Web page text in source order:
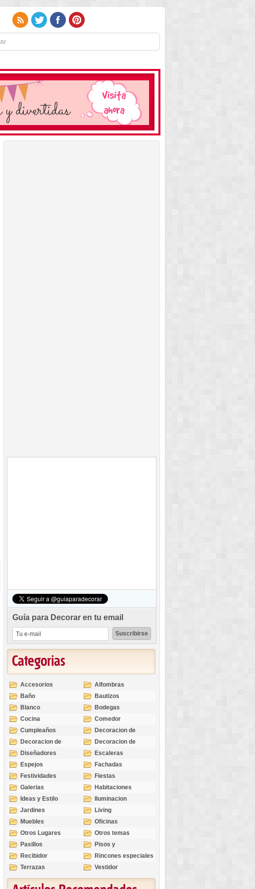
Guía para Decorar en tu email
Categorias
Accesorios
Alfombras
Baño
Bautizos
Blanco
Bodegas
Cocina
Comedor
Cumpleaños
Decoracion de
Exteriores
Decoracion de
Interiores
Decoracion de
Ocasiones
Diseñadores
Escaleras
Espejos
Fachadas
Festividades
Fiestas
Galerias
Habitaciones
Ideas y Estilo
Iluminacion
Jardines
Living
Muebles
Oficinas
Otros Lugares
Otros temas
Pasillos
Pisos y
revestimientos
Recibidor
Rincones especiales
Terrazas
Vestidor